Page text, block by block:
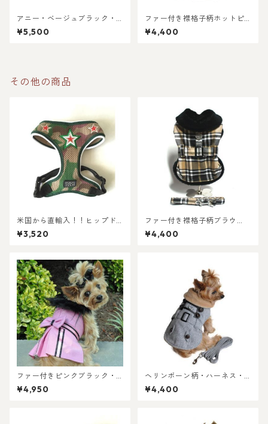
アニー・ベージュブラック・
シティコート（ハーネスタイ
プ）
¥5,500
ファー付き襟格子柄ホットピ
ンク・ハーネス・コート＝リ
ード付き
¥4,400
その他の商品
米国から直輸入！！ヒップド
ギーのハーネス 迷彩柄DOG S
TARハーネス
¥3,520
ファー付き襟格子柄ブラウ
ン・ハーネス・コート＝リー
ド付き
¥4,400
ファー付きピンクブラック・
ハーネス・コート＝リード付
き
¥4,950
ヘリンボーン柄・ハーネス・
コート＝リード付き
¥4,400